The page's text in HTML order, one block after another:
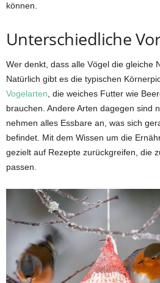
können.
Unterschiedliche
Wer denkt, dass alle Vögel die gleiche
Natürlich gibt es die typischen
Vogelarten, die weiches Futter wie
brauchen. Andere Arten dagegen sind
nehmen alles Essbare an, was sich
befindet. Mit dem Wissen um die
gezielt auf Rezepte zurückgreifen, die
passen.